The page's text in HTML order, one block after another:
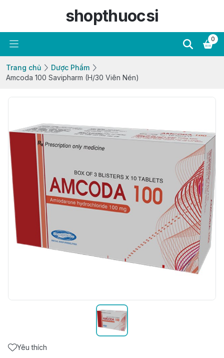
shopthuocsi
0
Trang chủ
Dược Phẩm
Amcoda 100 Savipharm (H/30 Viên Nén)
Yêu thích